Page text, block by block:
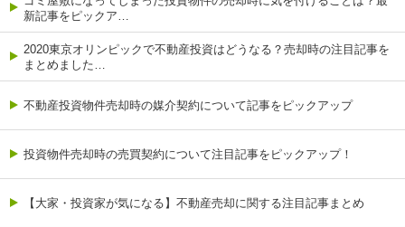
新記事をピックア…
2020東京オリンピックで不動産投資はどうなる？売却時の注目記事を
まとめました…
不動産投資物件売却時の媒介契約について記事をピックアップ
投資物件売却時の売買契約について注目記事をピックアップ！
【大家・投資家が気になる】不動産売却に関する注目記事まとめ